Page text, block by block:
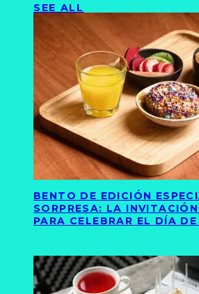
SEE ALL
BENTO DE EDICIÓN
SORPRESA: LA
PARA CELEBRAR EL DÍA